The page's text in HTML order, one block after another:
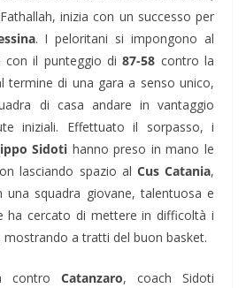
inizia con un successo per
. I peloritani si impongono al
con il punteggio di87-58 contro la
termine di una gara a senso unico,
di casa andare in vantaggio
iniziali. Effettuato il sorpasso, i
Sidoti hanno preso in mano le
lasciando spazio al Cus Catania,
una squadra giovane, talentuosa e
ha cercato di mettere in difficoltà i
a tratti del buon basket.
contro Catanzaro, coach Sidoti